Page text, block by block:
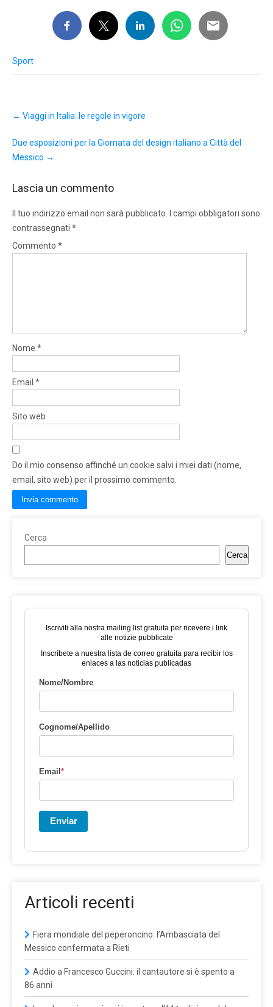
Sport
navigation
← Viaggi in Italia: le regole in vigore
Due esposizioni per la Giornata del design italiano a Città del
Messico →
Lascia un commento
Il tuo indirizzo email non sarà pubblicato.
I campi obbligatori sono
contrassegnati *
Commento *
Nome *
Email *
Sito web
Do il mio consenso affinché un cookie salvi i miei dati (nome,
email, sito web) per il prossimo commento.
Cerca
Cerca
Iscriviti alla nostra mailing list gratuita per ricevere i link
alle notizie pubblicate
Inscríbete a nuestra lista de correo gratuita para recibir los
enlaces a las noticias publicadas
Nome/Nombre
Cognome/Apellido
Email*
Enviar
Articoli recenti
Fiera mondiale del peperoncino: l’Ambasciata del
Messico confermata a Rieti
Addio a Francesco Guccini: il cantautore si è spento a
86 anni